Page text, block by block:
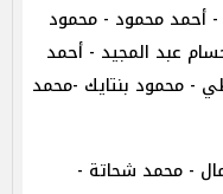
- أحمد محمود - محمود
عبد المجيد - أحمد
- محمود بنتايك -محمد
- محمد شحاتة -